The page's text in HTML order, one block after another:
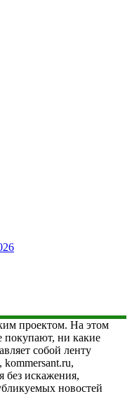
проектом. На этом
покупают, ни какие
собой ленту
kommersant.ru,
без искажения,
новостей